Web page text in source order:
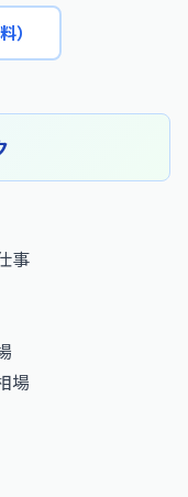
）
事
場